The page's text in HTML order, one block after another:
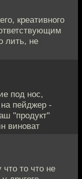
креативного
лить, не
под нос,
пейджер -
"продукт"
виноват
то что не